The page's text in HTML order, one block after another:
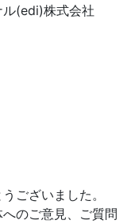
(edi)株式会社
ございました。
のご意見、ご質問